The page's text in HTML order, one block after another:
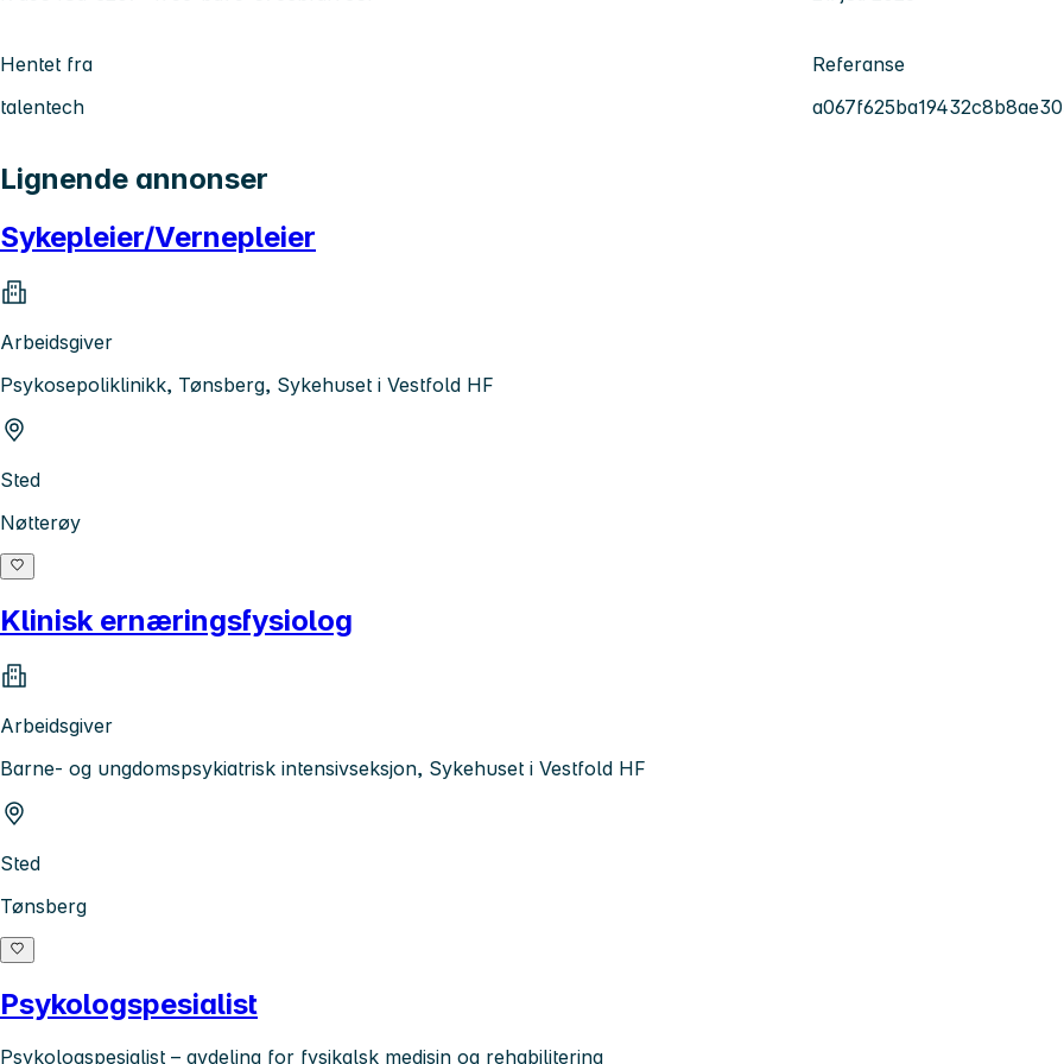
Hentet fra
talentech
Referanse
Lignende annonser
Sykepleier/Vernepleier
Arbeidsgiver
Psykosepoliklinikk, Tønsberg, Sykehuset i Vestfold HF
Sted
Nøtterøy
Klinisk ernæringsfysiolog
Arbeidsgiver
Barne- og ungdomspsykiatrisk intensivseksjon, Sykehuset i Vestfold HF
Sted
Tønsberg
Psykologspesialist
Psykologspesialist – avdeling for fysikalsk medisin og rehabilitering